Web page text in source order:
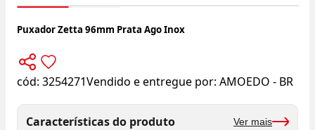
Puxador Zetta 96mm Prata Ago Inox
cód: 3254271Vendido e entregue por: AMOEDO - BR
Características do produto Ver mais